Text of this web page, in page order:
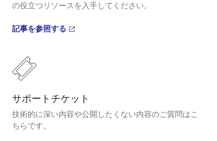
の役立つリソースを入手してください。
記事を参照する
サポートチケット
技術的に深い内容や公開したくない内容のご質問はこ
ちらです。